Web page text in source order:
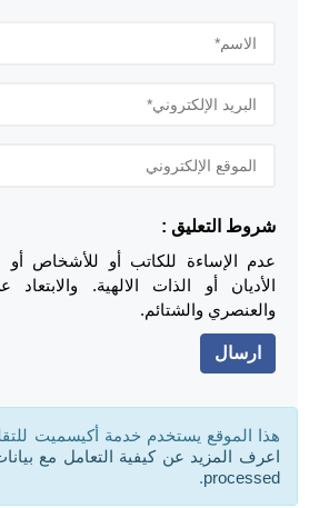
شروط التعليق :
عدم الإساءة للكاتب أو للأشخاص
الأديان أو الذات الالهية.
والعنصري والشتائم.
هذا الموقع يستخدم خدمة أكيسميت
اعرف المزيد عن كيفية التعامل مع
processed
.